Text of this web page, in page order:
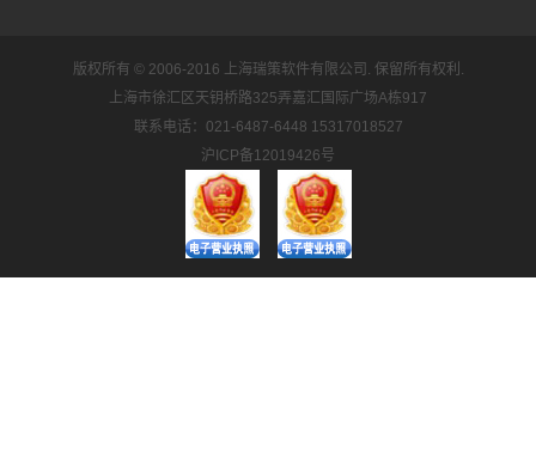
版权所有 © 2006-2016 上海瑞策软件有限公司. 保留所有权利.
上海市徐汇区天钥桥路325弄嘉汇国际广场A栋917
联系电话：021-6487-6448 15317018527
沪ICP备12019426号